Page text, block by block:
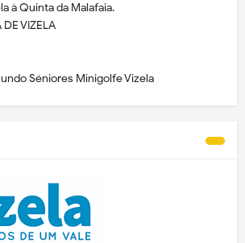
à Quinta da Malafaia.
DE VIZELA
Séniores Minigolfe Vizela